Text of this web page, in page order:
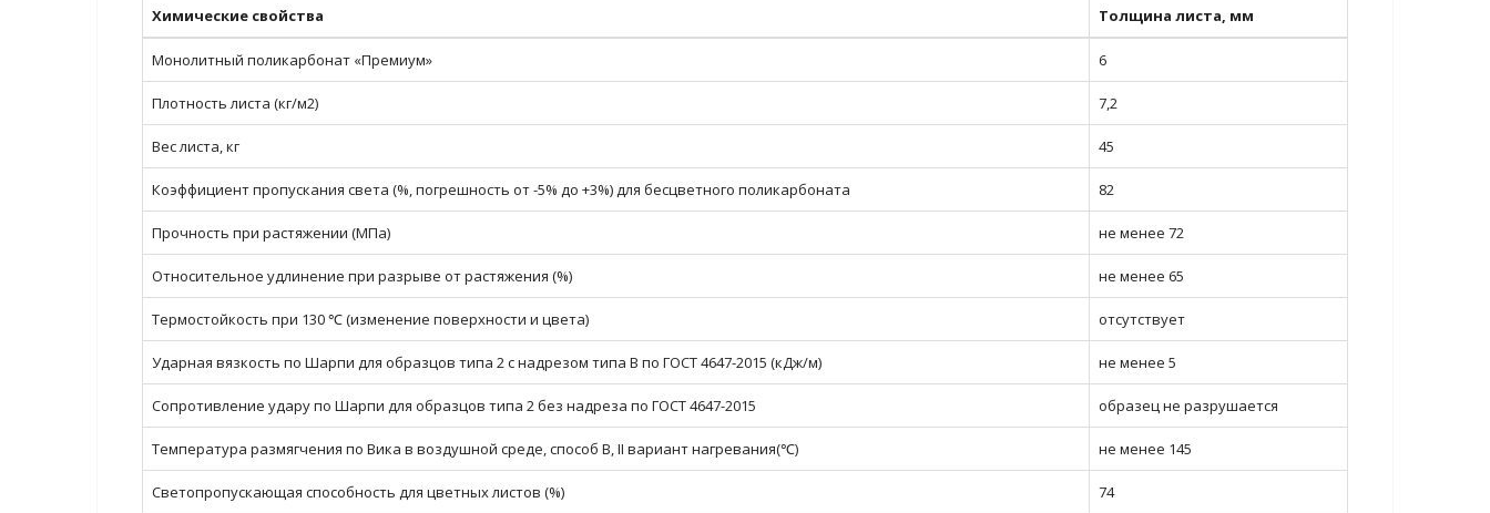
Химические свойства Толщина листа, мм
Монолитный поликарбонат «Премиум» 6
Плотность листа (кг/м2) 7,2
Вес листа, кг 45
Коэффициент пропускания света (%, погрешность от -5% до +3%) для бесцветного поликарбоната 82
Прочность при растяжении (МПа) не менее 72
Относительное удлинение при разрыве от растяжения (%) не менее 65
Термостойкость при 130 ℃ (изменение поверхности и цвета) отсутствует
Ударная вязкость по Шарпи для образцов типа 2 с надрезом типа В по ГОСТ 4647-2015 (кДж/м) не менее 5
Сопротивление удару по Шарпи для образцов типа 2 без надреза по ГОСТ 4647-2015 образец не разрушается
Температура размягчения по Вика в воздушной среде, способ В, II вариант нагревания(℃) не менее 145
Светопропускающая способность для цветных листов (%) 74